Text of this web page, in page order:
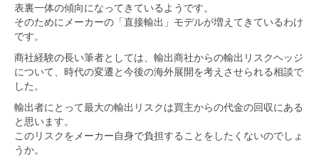
表裏一体の傾向になってきているようです。
そのためにメーカーの「直接輸出」モデルが増えてきているわけ
です。
商社経験の長い筆者としては、輸出商社からの輸出リスクヘッジ
について、時代の変遷と今後の海外展開を考えさせられる相談で
した。
輸出者にとって最大の輸出リスクは買主からの代金の回収にある
と思います。
このリスクをメーカー自身で負担することをしたくないのでしょ
うか。